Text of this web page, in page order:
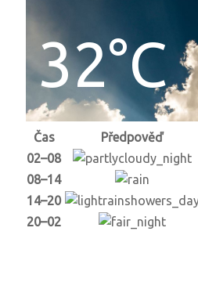
32°C
Čas Předpověď
02–08
08–14
14–20
20–02